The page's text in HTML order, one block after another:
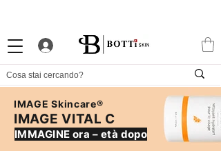
IMAGE Skincare®
IMAGE VITAL C
IMMAGINE ora – età dopo